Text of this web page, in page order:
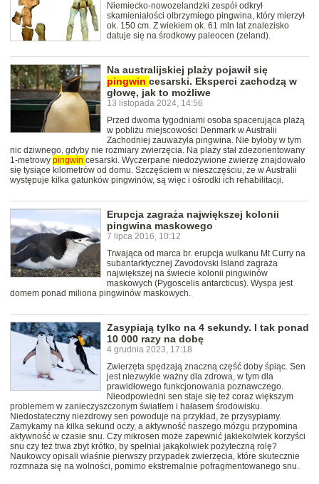
Niemiecko-nowozelandzki zespół odkrył
skamieniałości olbrzymiego pingwina, który mierzył
ok. 150 cm. Z wiekiem ok. 61 mln lat znalezisko
datuje się na środkowy paleocen (zeland).
Na australijskiej plaży pojawił się
pingwin cesarski. Eksperci zachodzą w
głowę, jak to możliwe
13 listopada 2024, 14:56
Przed dwoma tygodniami osoba spacerująca plażą
w pobliżu miejscowości Denmark w Australii
Zachodniej zauważyła pingwina. Nie byłoby w tym
nic dziwnego, gdyby nie rozmiary zwierzęcia. Na plaży stał zdezorientowany
1-metrowy pingwin cesarski. Wyczerpane niedożywione zwierzę znajdowało
się tysiące kilometrów od domu. Szczęściem w nieszczęściu, że w Australii
występuje kilka gatunków pingwinów, są więc i ośrodki ich rehabilitacji.
Erupcja zagraża największej kolonii
pingwina maskowego
7 lipca 2016, 10:12
Trwająca od marca br. erupcja wulkanu Mt Curry na
subantarktycznej Zavodovski Island zagraża
największej na świecie kolonii pingwinów
maskowych (Pygoscelis antarcticus). Wyspa jest
domem ponad miliona pingwinów maskowych.
Zasypiają tylko na 4 sekundy. I tak ponad
10 000 razy na dobę
4 grudnia 2023, 17:18
Zwierzęta spędzają znaczną część doby śpiąc. Sen
jest niezwykle ważny dla zdrowa, w tym dla
prawidłowego funkcjonowania poznawczego.
Nieodpowiedni sen staje się też coraz większym
problemem w zanieczyszczonym światłem i hałasem środowisku.
Niedostateczny niezdrowy sen powoduje na przykład, że przysypiamy.
Zamykamy na kilka sekund oczy, a aktywność naszego mózgu przypomina
aktywność w czasie snu. Czy mikrosen może zapewnić jakiekolwiek korzyści
snu czy też trwa zbyt krótko, by spełniał jakąkolwiek pożyteczną rolę?
Naukowcy opisali właśnie pierwszy przypadek zwierzęcia, które skutecznie
rozmnaża się na wolności, pomimo ekstremalnie pofragmentowanego snu.